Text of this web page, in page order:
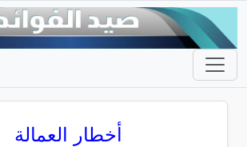
أخطار العمالة